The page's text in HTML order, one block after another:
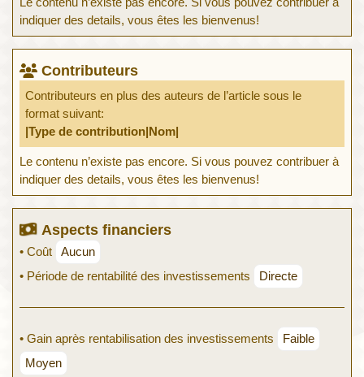
indiquer des details, vous êtes les bienvenus!
Contributeurs
Contributeurs en plus des auteurs de l’article sous le
format suivant:
|Type de contribution|Nom|
Le contenu n’existe pas encore. Si vous pouvez contribuer à
indiquer des details, vous êtes les bienvenus!
Aspects financiers
• Coût
Aucun
• Période de rentabilité des investissements
Directe
• Gain après rentabilisation des investissements
Faible
Moyen